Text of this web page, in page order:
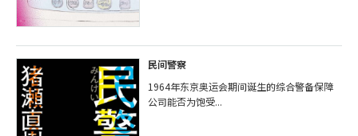
民间警察
1964年东京奥运会期间诞生的综合警备保障
公司能否为饱受...